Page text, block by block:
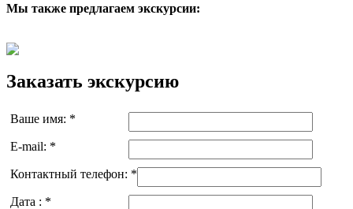
Мы также предлагаем экскурсии:
Заказать экскурсию
Ваше имя: *
E-mail: *
Контактный телефон: *
Дата : *